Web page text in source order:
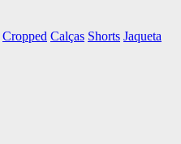
Cropped Calças Shorts Jaqueta